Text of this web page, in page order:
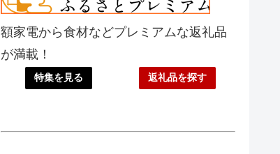
額家電から食材などプレミアムな返礼品
が満載！
特集を見る 返礼品を探す